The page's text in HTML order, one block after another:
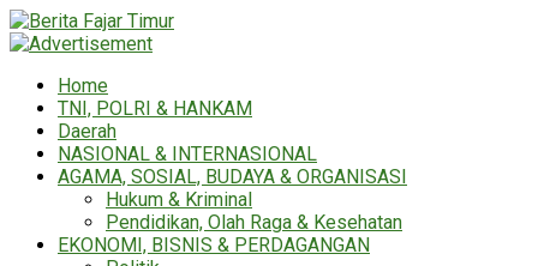
Home
TNI, POLRI & HANKAM
Daerah
NASIONAL & INTERNASIONAL
AGAMA, SOSIAL, BUDAYA & ORGANISASI
Hukum & Kriminal
Pendidikan, Olah Raga & Kesehatan
EKONOMI, BISNIS & PERDAGANGAN